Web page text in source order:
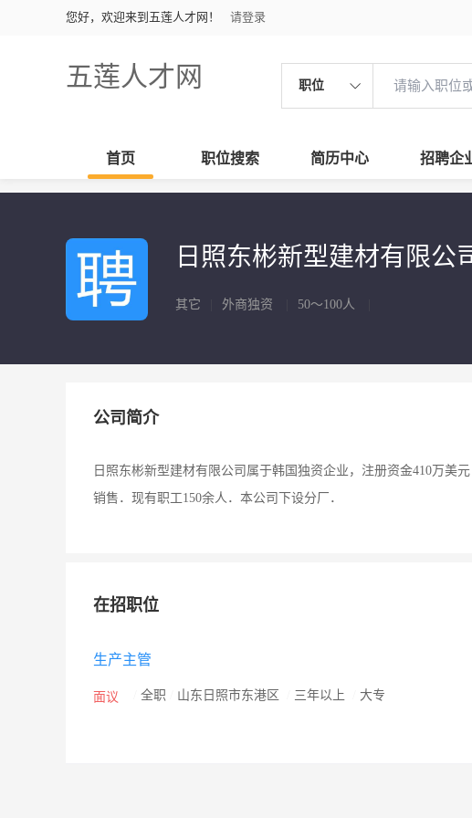
您好，欢迎来到五莲人才网！ 请登录
五莲人才网 职位
首页 职位搜索 简历中心 招聘企
日照东彬新型建材有限公
其它 外商独资 50～100人
公司简介
日照东彬新型建材有限公司属于韩国独资企业，注册资金410万美
销售．现有职工150余人．本公司下设分厂．
在招职位
生产主管
面议 全职 山东日照市东港区 三年以上 大专